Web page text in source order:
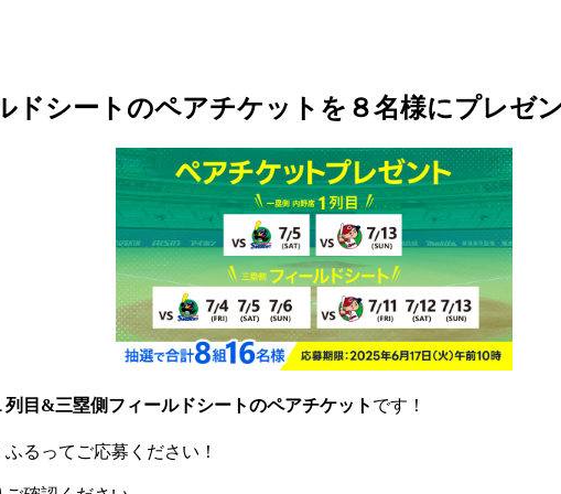
ドシートのペアチケットを８名様にプレゼ
目&三塁側フィールドシートのペアチケット です！
るってご応募ください！